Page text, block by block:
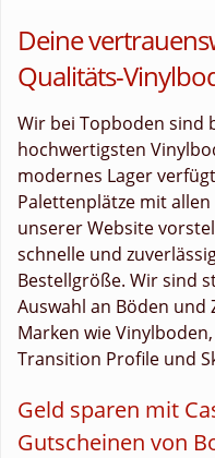
Deine
Qualitäts-
Wir bei Topboden sind
hochwertigsten
modernes Lager
Palettenplätze mit
unserer Website
schnelle und
Bestellgröße. Wir sind
Auswahl an Böden
Marken wie
Transition Profile und
Geld sparen mit
Gutscheinen von